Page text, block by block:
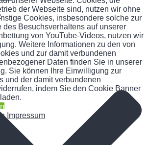
der Webseite sind, nutzen wir ohne
Cookies, insbesondere solche zur
des Besuchsverhaltens auf unserer
von YouTube-Videos, nutzen wir
Weitere Informationen zu den von
und zur damit verbundenen
Daten finden Sie in unserer
Sie können Ihre Einwilligung zur
und der damit verbundenen
indem Sie den Cookie Banner
Impressum